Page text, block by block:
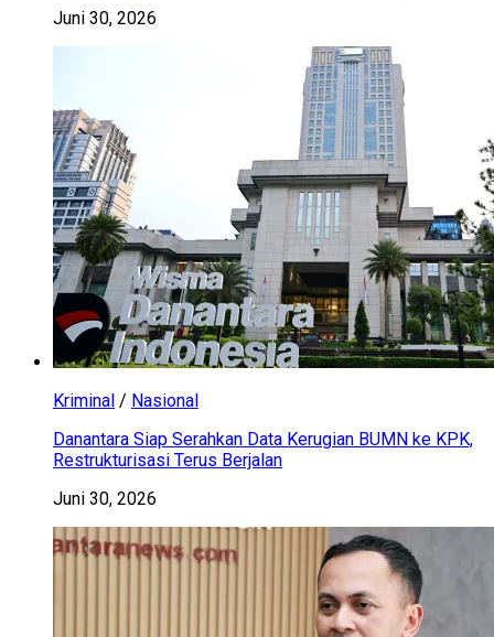
Juni 30, 2026
Kriminal / Nasional
Danantara Siap Serahkan Data Kerugian BUMN ke KPK,
Restrukturisasi Terus Berjalan
Juni 30, 2026